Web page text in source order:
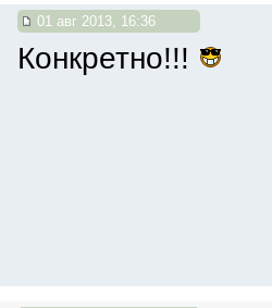
01 авг 2013, 16:36
Конкретно!!!